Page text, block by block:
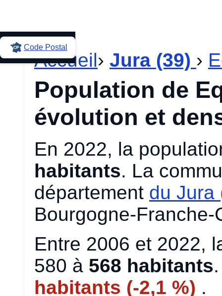
Code Postal
Accueil› Jura (39) ›
Population de
évolution et
En 2022, la
habitants. La
département du Jura
Bourgogne-Franche-
Entre 2006 et 2022,
580 à 568 habitants
habitants (-2,1 %) .